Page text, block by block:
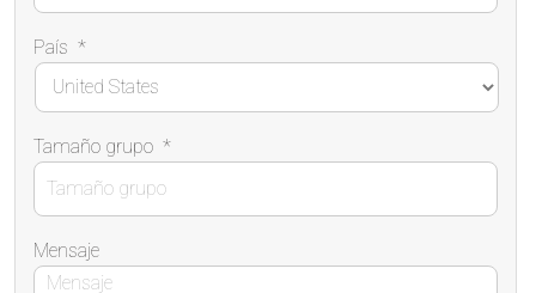
País *
Tamaño grupo *
Mensaje